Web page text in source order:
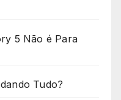
5 Não é Para
Tudo?